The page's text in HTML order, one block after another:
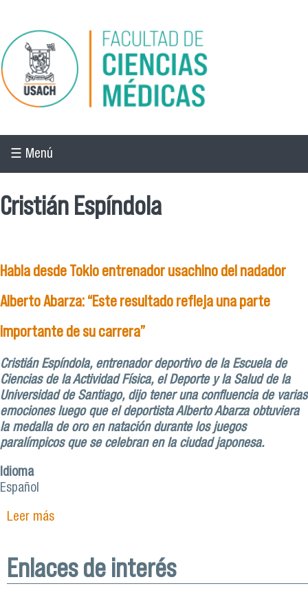
Pasar al contenido principal
☰ Menú
Cristián Espíndola
Habla desde Tokio entrenador usachino del nadador
Alberto Abarza: “Este resultado refleja una parte
importante de su carrera”
Cristián Espíndola, entrenador deportivo de la Escuela de
Ciencias de la Actividad Física, el Deporte y la Salud de la
Universidad de Santiago, dijo tener una confluencia de varias
emociones luego que el deportista Alberto Abarza obtuviera
la medalla de oro en natación durante los juegos
paralímpicos que se celebran en la ciudad japonesa.
Idioma
Español
Leer mássobre Habla desde Tokio entrenador usachino del
Enlaces de interés